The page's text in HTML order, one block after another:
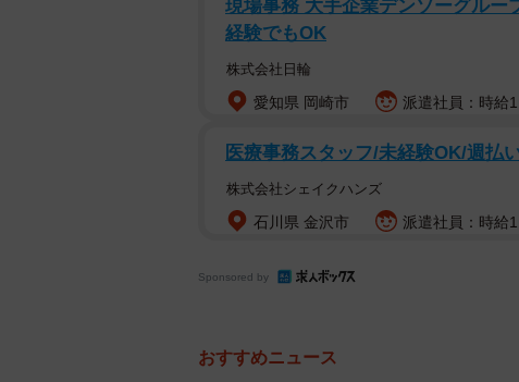
食文化に触発されて誕生したと言われ
ちだが、こちらは薄切り肉で作られて
で、さっぱりとした味わいになり、食べ
正統派のレモンステーキを引き継
現場事務 大手企業デンソーグル
経験でもOK
株式会社日輪
愛知県 岡崎市 派遣社員：時給
医療事務スタッフ/未経験OK/週払
株式会社シェイクハンズ
石川県 金沢市 派遣社員：時給
Sponsored by
おすすめニュース